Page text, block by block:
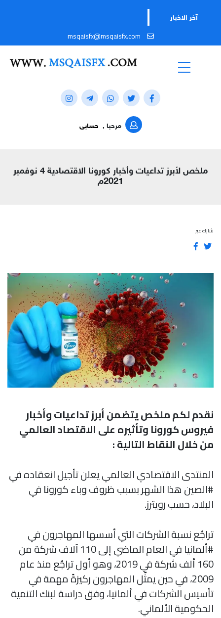
آخر الاخبار
msqaisfx@msqaisfx.com
مرحبا , حسابى
ملخص لأبرز تداعيات وأخبار كورونا الاقتصادية 4 نوفمبر
2021م
شارك عبر
نقدم لكم ملخص يتضمن أبرز تداعيات وأخبار
فيروس كورونا وتأثيره على الاقتصاد العالمي
من خلال النقاط التالية :
المنتدى الاقتصادي العالمي يعلن تأجيل انعقاده في
#الصين هذا الشهر بسبب ظروف وباء كورونا في
البلاد، حسب رويترز.
تراجُع نسبة الشركات التي أسسها المهاجرون في
#ألمانيا في العام الماضي إلى 110 آلاف شركة من
160 ألف شركة في 2019، وهو أول تراجُع منذ عام
2009، في حين يمثّل المهاجرون ركيزةً مهمة في
تأسيس الشركات في ألمانيا، وفق دراسة لبنك التنمية
الحكومية الألماني.